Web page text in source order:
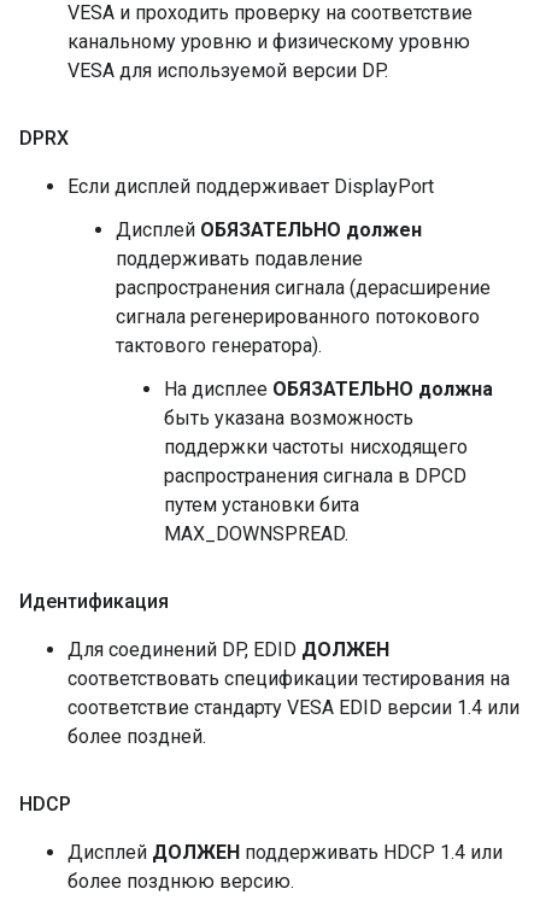
VESA и проходить проверку на соответствие
канальному уровню и физическому уровню
VESA для используемой версии DP.
DPRX
Если дисплей поддерживает DisplayPort
Дисплей ОБЯЗАТЕЛЬНО должен
поддерживать подавление
распространения сигнала (дерасширение
сигнала регенерированного потокового
тактового генератора).
На дисплее ОБЯЗАТЕЛЬНО должна
быть указана возможность
поддержки частоты нисходящего
распространения сигнала в DPCD
путем установки бита
MAX_DOWNSPREAD.
Идентификация
Для соединений DP, EDID ДОЛЖЕН
соответствовать спецификации тестирования на
соответствие стандарту VESA EDID версии 1.4 или
более поздней.
HDCP
Дисплей ДОЛЖЕН поддерживать HDCP 1.4 или
более позднюю версию.